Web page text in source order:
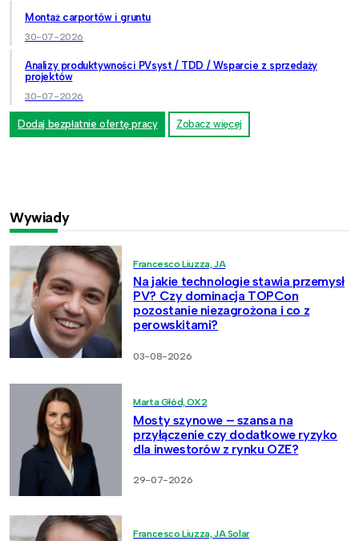
Montaż carportów i gruntu
30-07-2026
Analizy produktywności PVsyst / TDD / Wsparcie z sprzedaży
projektów
30-07-2026
Dodaj bezpłatnie ofertę pracy Zobacz więcej
Wywiady
Francesco Liuzza, JA
Na jakie technologie stawia przemysł
PV? Czy dominacja TOPCon
pozostanie niezagrożona i co z
perowskitami?
03-08-2026
Marta Głód, OX2
Mosty szynowe – szansa na
przyłączenie czy dodatkowe ryzyko
dla inwestorów z rynku OZE?
29-07-2026
Francesco Liuzza, JA Solar